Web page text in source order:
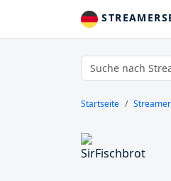
Startseite Streamer